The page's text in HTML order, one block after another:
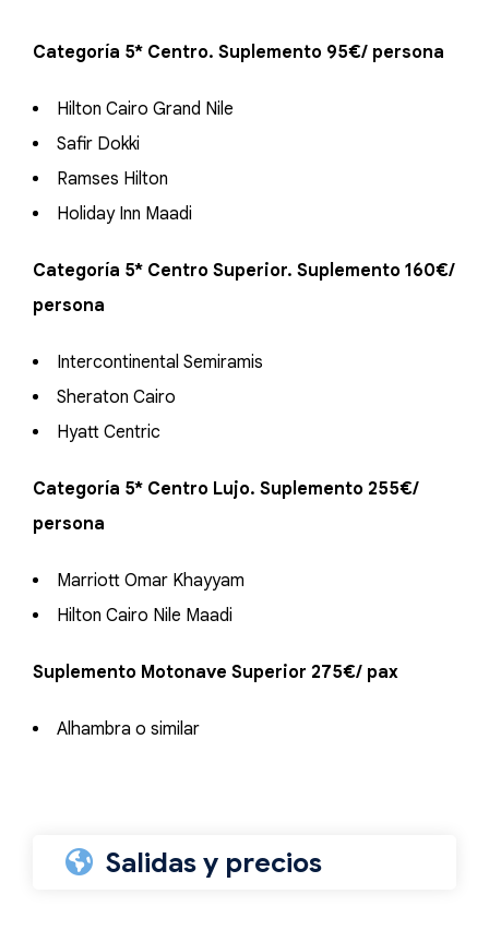
Categoría 5* Centro. Suplemento 95€/ persona
Hilton Cairo Grand Nile
Safir Dokki
Ramses Hilton
Holiday Inn Maadi
Categoría 5* Centro Superior. Suplemento 160€/
persona
Intercontinental Semiramis
Sheraton Cairo
Hyatt Centric
Categoría 5* Centro Lujo. Suplemento 255€/
persona
Marriott Omar Khayyam
Hilton Cairo Nile Maadi
Suplemento Motonave Superior 275€/ pax
Alhambra o similar
Salidas y precios